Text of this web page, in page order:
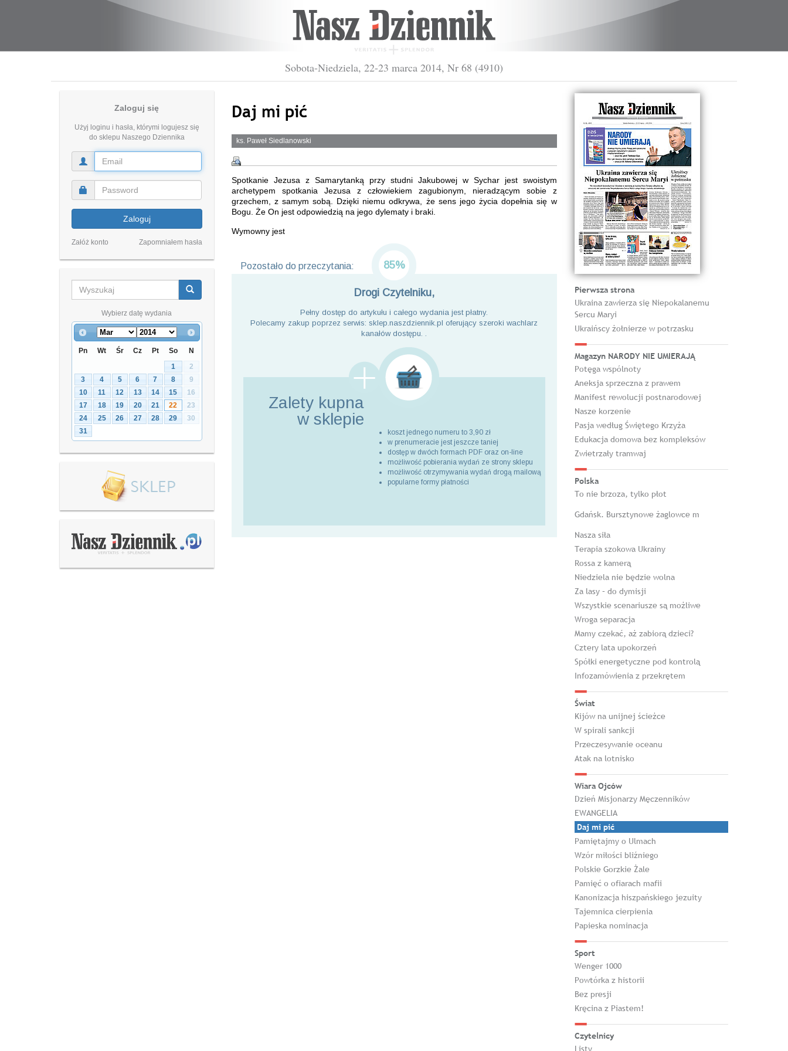
Sobota-Niedziela, 22-23 marca 2014, Nr 68 (4910)
Zaloguj się
Użyj loginu i hasła, którymi logujesz się
do sklepu Naszego Dziennika
Zaloguj
Załóż konto Zapomniałem hasła
Wybierz datę wydania
Pn Wt Śr Cz Pt So
N
1
2
3
4 5 6 7 8
9
10
11 12 13 14 15
16
17
18 19 20 21 22
23
24
25 26 27 28 29
30
31
Daj mi pić
ks. Paweł Siedlanowski
Spotkanie Jezusa z Samarytanką przy studni Jakubowej w Sychar jest swoistym
archetypem spotkania Jezusa z człowiekiem zagubionym, nieradzącym sobie z
grzechem, z samym sobą. Dzięki niemu odkrywa, że sens jego życia dopełnia się w
Bogu. Że On jest odpowiedzią na jego dylematy i braki.
Wymowny jest
Pozostało do przeczytania: 85%
Drogi Czytelniku,
Pełny dostęp do artykułu i całego wydania jest płatny.
Polecamy zakup poprzez serwis: sklep.naszdziennik.pl oferujący szeroki wachlarz
kanałów dostępu. .
Zalety kupna
w sklepie
koszt jednego numeru to 3,90 zł
w prenumeracie jest jeszcze taniej
dostęp w dwóch formach PDF oraz on-line
możliwość pobierania wydań ze strony sklepu
możliwość otrzymywania wydań drogą mailową
popularne formy płatności
Pierwsza strona
Ukraina zawierza się Niepokalanemu
Sercu Maryi
Ukraińscy żołnierze w potrzasku
Magazyn NARODY NIE UMIERAJĄ
Potęga wspólnoty
Aneksja sprzeczna z prawem
Manifest rewolucji postnarodowej
Nasze korzenie
Pasja według Świętego Krzyża
Edukacja domowa bez kompleksów
Zwietrzały tramwaj
Polska
To nie brzoza, tylko płot
Gdańsk. Bursztynowe żaglowce m
Nasza siła
Terapia szokowa Ukrainy
Rossa z kamerą
Niedziela nie będzie wolna
Za lasy – do dymisji
Wszystkie scenariusze są możliwe
Wroga separacja
Mamy czekać, aż zabiorą dzieci?
Cztery lata upokorzeń
Spółki energetyczne pod kontrolą
Infozamówienia z przekrętem
Świat
Kijów na unijnej ścieżce
W spirali sankcji
Przeczesywanie oceanu
Atak na lotnisko
Wiara Ojców
Dzień Misjonarzy Męczenników
EWANGELIA
Daj mi pić
Pamiętajmy o Ulmach
Wzór miłości bliźniego
Polskie Gorzkie Żale
Pamięć o ofiarach mafii
Kanonizacja hiszpańskiego jezuity
Tajemnica cierpienia
Papieska nominacja
Sport
Wenger 1000
Powtórka z historii
Bez presji
Kręcina z Piastem!
Czytelnicy
Listy